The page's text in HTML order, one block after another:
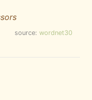
source: wordnet30